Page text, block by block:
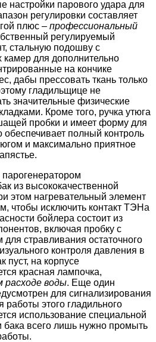
настройки парового удара для
регулировки составляет
плюс – профессиональный
регулируемый
стальную подошву с
для дополнительно
на кончике
дабы прессовать ткань только
гладильщице не
значительные физические
Кроме того, ручка утюга
пробки и имеет форму для
полный контроль
и максимально приятное
из высококачественной
этом нагревательный элемент
чтобы исключить контакт ТЭНа
бойлера состоит из
включая пробку с
стравливания остаточного
контроля давления в
пуст, на корпусе
красная лампочка,
расходе воды. Еще один
для сигнализирования
работы этого гладильного
использование специальной
бака всего лишь нужно промыть